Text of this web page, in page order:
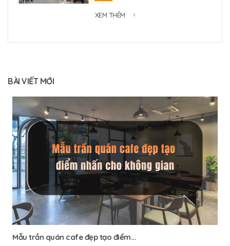
XEM THÊM
BÀI VIẾT MỚI
Mẫu trần quán cafe đẹp tạo điểm...